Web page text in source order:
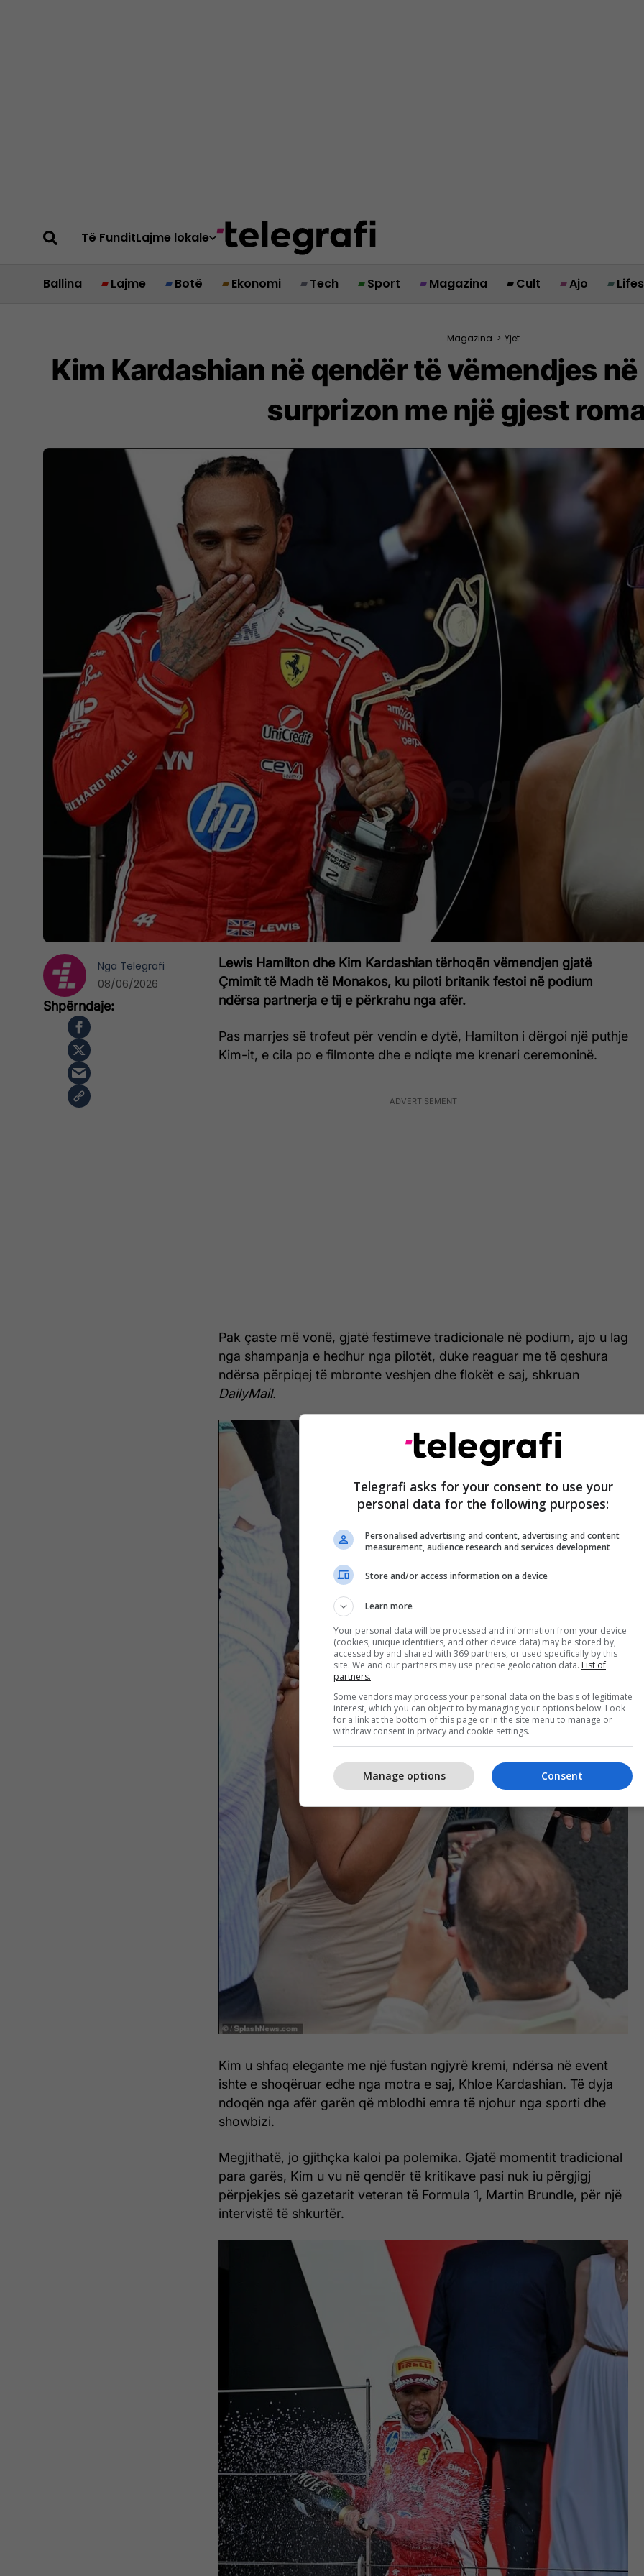
Të FunditLajme lokale
Ballina Lajme Botë Ekonomi Tech Sport Magazina Cult Ajo
Magazina > Yjet
Kim Kardashian në qendër të vëmendjes
surprizon me një gjest
Lewis Hamilton dhe Kim Kardashian tërhoqën vëmendjen gjatë
Çmimit të Madh të Monakos, ku piloti britanik festoi në podium
ndërsa partnerja e tij e përkrahu nga afër.
Pas marrjes së trofeut për vendin e dytë, Hamilton i dërgoi një puthje
Kim-it, e cila po e filmonte dhe e ndiqte me krenari ceremoninë.
Pak çaste më vonë, gjatë festimeve tradicionale në podium, ajo u lag
nga shampanja e hedhur nga pilotët, duke reaguar me të qeshura
ndërsa përpiqej të mbronte veshjen dhe flokët e saj, shkruan
DailyMail.
Kim u shfaq elegante me një fustan ngjyrë kremi, ndërsa në event
ishte e shoqëruar edhe nga motra e saj, Khloe Kardashian. Të dyja
ndoqën nga afër garën që mblodhi emra të njohur nga sporti dhe
showbizi.
Megjithatë, jo gjithçka kaloi pa polemika. Gjatë momentit tradicional
para garës, Kim u vu në qendër të kritikave pasi nuk iu përgjigj
përpjekjes së gazetarit veteran të Formula 1, Martin Brundle, për një
intervistë të shkurtër.
Nga Telegrafi
08/06/2026
Telegrafi asks for your consent to use your
personal data for the following purposes:
Personalised advertising and content, advertising and content
measurement, audience research and services development
Store and/or access information on a device
Learn more
Your personal data will be processed and information from your device
(cookies, unique identifiers, and other device data) may be stored by,
accessed by and shared with 369 partners, or used specifically by this
site. We and our partners may use precise geolocation data. List of
partners.
Some vendors may process your personal data on the basis of legitimate
interest, which you can object to by managing your options below. Look
for a link at the bottom of this page or in the site menu to manage or
withdraw consent in privacy and cookie settings.
Consent
Manage options